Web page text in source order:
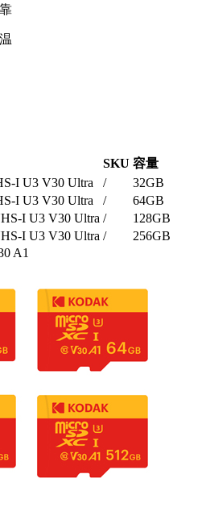
SKU 容量
I U3 V30 Ultra
/
32GB
I U3 V30 Ultra
/
64GB
I U3 V30 Ultra /
128GB
I U3 V30 Ultra /
256GB
A1